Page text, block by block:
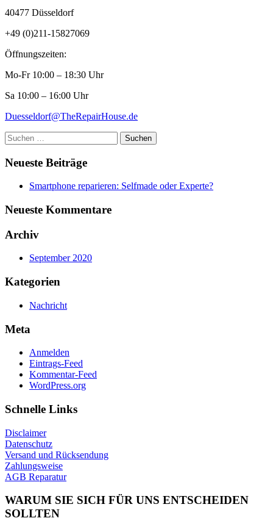
40477 Düsseldorf
+49 (0)211-15827069
Öffnungszeiten:
Mo-Fr 10:00 – 18:30 Uhr
Sa 10:00 – 16:00 Uhr
Duesseldorf@TheRepairHouse.de
Suchen
nach:
Neueste Beiträge
Smartphone reparieren: Selfmade oder Experte?
Neueste Kommentare
Archiv
September 2020
Kategorien
Nachricht
Meta
Anmelden
Eintrags-Feed
Kommentar-Feed
WordPress.org
Schnelle Links
Disclaimer
Datenschutz
Versand und Rücksendung
Zahlungsweise
AGB Reparatur
WARUM SIE SICH FÜR UNS ENTSCHEIDEN
SOLLTEN